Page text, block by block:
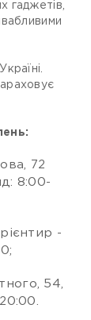
гаджетів,
72
8:00-
-
54,